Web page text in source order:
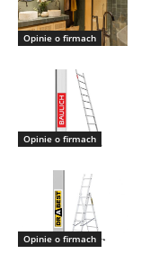
Opinie o firmach
Opinie o firmach
Opinie o firmach